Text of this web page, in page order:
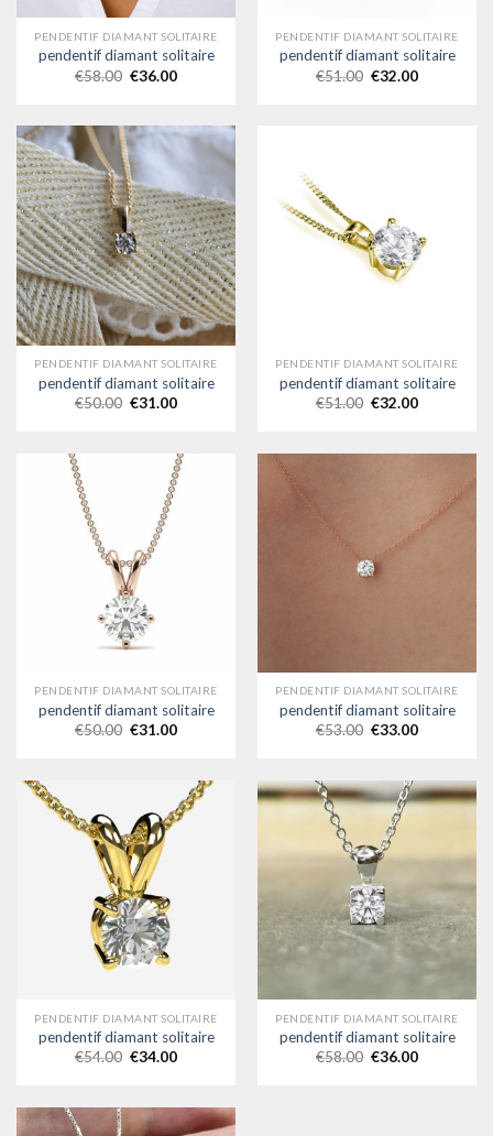
PENDENTIF DIAMANT SOLITAIRE
pendentif diamant solitaire
€58.00 €36.00
PENDENTIF DIAMANT SOLITAIRE
pendentif diamant solitaire
€51.00 €32.00
PENDENTIF DIAMANT SOLITAIRE
pendentif diamant solitaire
€50.00 €31.00
PENDENTIF DIAMANT SOLITAIRE
pendentif diamant solitaire
€51.00 €32.00
PENDENTIF DIAMANT SOLITAIRE
pendentif diamant solitaire
€50.00 €31.00
PENDENTIF DIAMANT SOLITAIRE
pendentif diamant solitaire
€53.00 €33.00
PENDENTIF DIAMANT SOLITAIRE
pendentif diamant solitaire
€54.00 €34.00
PENDENTIF DIAMANT SOLITAIRE
pendentif diamant solitaire
€58.00 €36.00